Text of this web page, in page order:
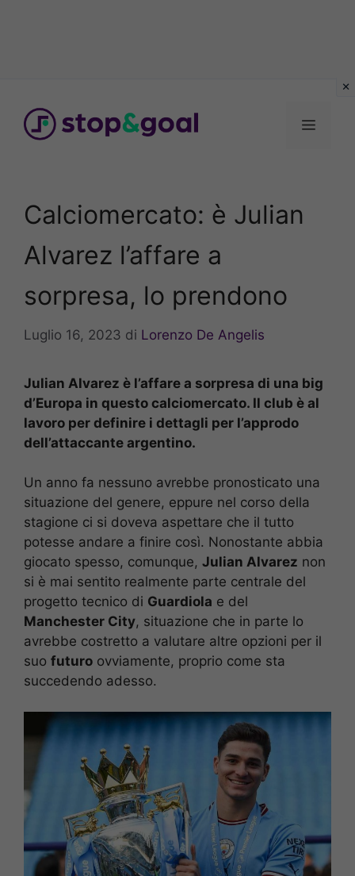
contenuto
Menu
Calciomercato: è Julian
Alvarez l’affare a
sorpresa, lo prendono
Luglio 16, 2023 di Lorenzo De Angelis
Julian Alvarez è l’affare a sorpresa di una big
d’Europa in questo calciomercato. Il club è al
lavoro per definire i dettagli per l’approdo
dell’attaccante argentino.
Un anno fa nessuno avrebbe pronosticato una
situazione del genere, eppure nel corso della
stagione ci si doveva aspettare che il tutto
potesse andare a finire così. Nonostante abbia
giocato spesso, comunque, Julian Alvarez non
si è mai sentito realmente parte centrale del
progetto tecnico di Guardiola e del
Manchester City, situazione che in parte lo
avrebbe costretto a valutare altre opzioni per il
suo futuro ovviamente, proprio come sta
succedendo adesso.